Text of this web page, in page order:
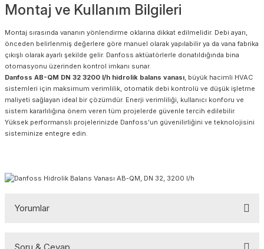
Montaj ve Kullanım Bilgileri
Montaj sırasında vananın yönlendirme oklarına dikkat edilmelidir. Debi ayarı,
önceden belirlenmiş değerlere göre manuel olarak yapılabilir ya da vana fabrika
çıkışlı olarak ayarlı şekilde gelir. Danfoss aktüatörlerle donatıldığında bina
otomasyonu üzerinden kontrol imkanı sunar.
Danfoss AB-QM DN 32 3200 l/h hidrolik balans vanası , büyük hacimli HVAC
sistemleri için maksimum verimlilik, otomatik debi kontrolü ve düşük işletme
maliyeti sağlayan ideal bir çözümdür. Enerji verimliliği, kullanıcı konforu ve
sistem kararlılığına önem veren tüm projelerde güvenle tercih edilebilir.
Yüksek performanslı projelerinizde Danfoss’un güvenilirliğini ve teknolojisini
sisteminize entegre edin.
Yorumlar